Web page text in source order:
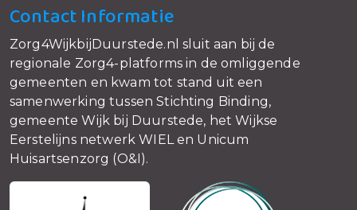
Contact Informatie
Zorg4WijkbijDuurstede.nl sluit aan bij de
regionale Zorg4-platforms in de omliggende
gemeenten en kwam tot stand uit een
samenwerking tussen Stichting Binding,
gemeente Wijk bij Duurstede, het Wijkse
Eerstelijns netwerk WIEL en Unicum
Huisartsenzorg (O&I).